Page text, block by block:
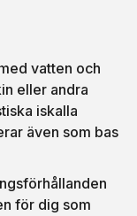
vatten och
eller andra
iskalla
även som bas
för dig som